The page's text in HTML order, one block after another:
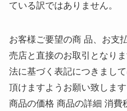
ている訳ではありません。
お客様ご要望の商 品、お支
売店と直接のお取引となり
法に基づく表記につきまし
頂けますようお願い致します
商品の価格 商品の詳細 消費